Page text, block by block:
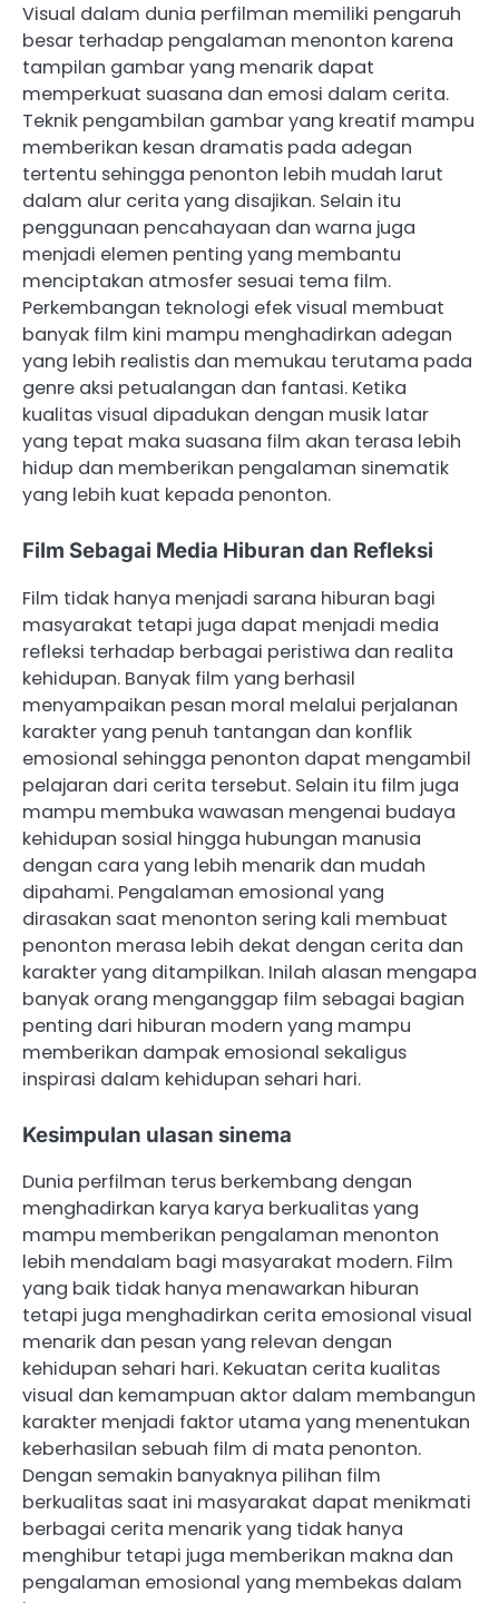
Visual dalam dunia perfilman memiliki pengaruh
besar terhadap pengalaman menonton karena
tampilan gambar yang menarik dapat
memperkuat suasana dan emosi dalam cerita.
Teknik pengambilan gambar yang kreatif mampu
memberikan kesan dramatis pada adegan
tertentu sehingga penonton lebih mudah larut
dalam alur cerita yang disajikan. Selain itu
penggunaan pencahayaan dan warna juga
menjadi elemen penting yang membantu
menciptakan atmosfer sesuai tema film.
Perkembangan teknologi efek visual membuat
banyak film kini mampu menghadirkan adegan
yang lebih realistis dan memukau terutama pada
genre aksi petualangan dan fantasi. Ketika
kualitas visual dipadukan dengan musik latar
yang tepat maka suasana film akan terasa lebih
hidup dan memberikan pengalaman sinematik
yang lebih kuat kepada penonton.
Film Sebagai Media Hiburan dan Refleksi
Film tidak hanya menjadi sarana hiburan bagi
masyarakat tetapi juga dapat menjadi media
refleksi terhadap berbagai peristiwa dan realita
kehidupan. Banyak film yang berhasil
menyampaikan pesan moral melalui perjalanan
karakter yang penuh tantangan dan konflik
emosional sehingga penonton dapat mengambil
pelajaran dari cerita tersebut. Selain itu film juga
mampu membuka wawasan mengenai budaya
kehidupan sosial hingga hubungan manusia
dengan cara yang lebih menarik dan mudah
dipahami. Pengalaman emosional yang
dirasakan saat menonton sering kali membuat
penonton merasa lebih dekat dengan cerita dan
karakter yang ditampilkan. Inilah alasan mengapa
banyak orang menganggap film sebagai bagian
penting dari hiburan modern yang mampu
memberikan dampak emosional sekaligus
inspirasi dalam kehidupan sehari hari.
Kesimpulan ulasan sinema
Dunia perfilman terus berkembang dengan
menghadirkan karya karya berkualitas yang
mampu memberikan pengalaman menonton
lebih mendalam bagi masyarakat modern. Film
yang baik tidak hanya menawarkan hiburan
tetapi juga menghadirkan cerita emosional visual
menarik dan pesan yang relevan dengan
kehidupan sehari hari. Kekuatan cerita kualitas
visual dan kemampuan aktor dalam membangun
karakter menjadi faktor utama yang menentukan
keberhasilan sebuah film di mata penonton.
Dengan semakin banyaknya pilihan film
berkualitas saat ini masyarakat dapat menikmati
berbagai cerita menarik yang tidak hanya
menghibur tetapi juga memberikan makna dan
pengalaman emosional yang membekas dalam